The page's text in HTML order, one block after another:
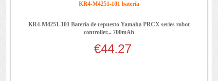
KR4-M4251-101 batería
KR4-M4251-101 Batería de repuesto Yamaha PRCX series robot
controller... 700mAh
€44.27